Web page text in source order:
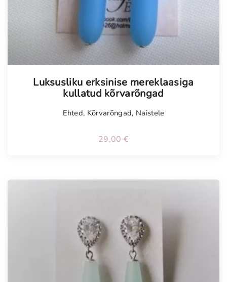
Luksusliku erksinise mereklaasiga
kullatud kõrvarõngad
Ehted, Kõrvarõngad, Naistele
29,00 €